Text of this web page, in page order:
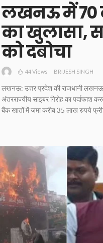
लखनऊ में 70
का खुलासा,
को दबोचा
44 Views BRIJESH SINGH
लखनऊ: उत्तर प्रदेश की राजधानी
अंतरराज्यीय साइबर गिरोह का पर्दाफाश
बैंक खातों में जमा करीब 35 लाख रुपये